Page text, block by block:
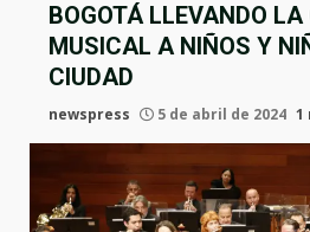
BOGOTÁ LLEVANDO
MUSICAL A NIÑOS Y
CIUDAD
newspress 5 de abril de 2024 1